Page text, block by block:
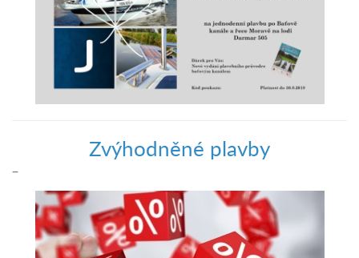
Zvýhodněné plavby
–